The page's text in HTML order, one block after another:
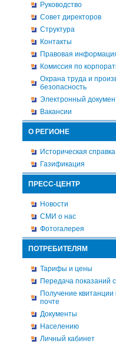
Руководство
Совет директоров
Структура
Контакты
Правовая
Комиссия по
Охрана труда и
безопасность
Электронный
Вакансии
О РЕГИОНЕ
Историческая справка
Газификация
ПРЕСС-ЦЕНТР
Новости
СМИ о нас
Фотогалерея
ПОТРЕБИТЕЛЯМ
Тарифы и цены
Передача показаний
Получение квитанции
почте
Документы
Населению
Личный кабинет